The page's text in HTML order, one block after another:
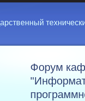
Форум